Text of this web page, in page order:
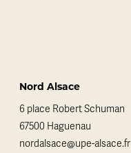
Nord Alsace
6 place Robert Schuman
67500 Haguenau
nordalsace@upe-alsace.fr